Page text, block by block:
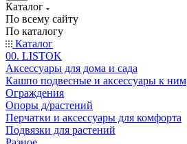
Каталог
По всему сайту
По каталогу
Каталог
00. LISTOK
Аксессуары для дома и сада
Кашпо подвесные и аксессуары к ним
Ограждения
Опоры д/растений
Перчатки и аксессуары для комфорта
Подвязки для растений